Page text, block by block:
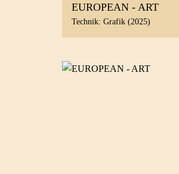
EUROPEAN - ART
Technik: Grafik (2025)